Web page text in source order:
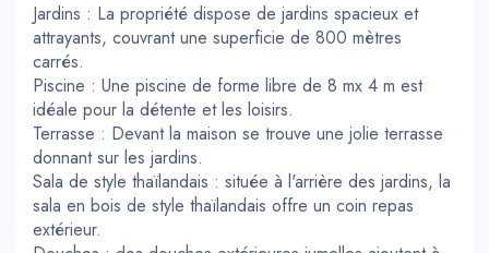
Jardins : La propriété dispose de jardins spacieux et
attrayants, couvrant une superficie de 800 mètres
carrés.
Piscine : Une piscine de forme libre de 8 mx 4 m est
idéale pour la détente et les loisirs.
Terrasse : Devant la maison se trouve une jolie terrasse
donnant sur les jardins.
Sala de style thaïlandais : située à l'arrière des jardins, la
sala en bois de style thaïlandais offre un coin repas
extérieur.